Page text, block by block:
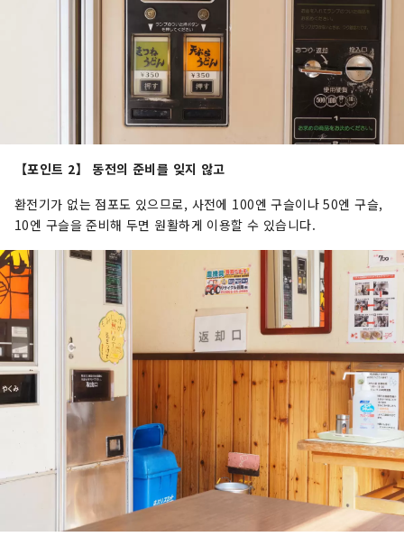
【포인트 2】 동전의 준비를 잊지 않고
환전기가 없는 점포도 있으므로, 사전에 100엔 구슬이나 50엔 구슬,
10엔 구슬을 준비해 두면 원활하게 이용할 수 있습니다.